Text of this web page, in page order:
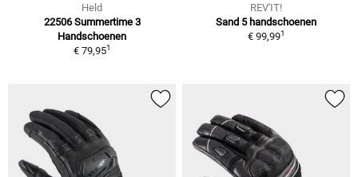
Held
22506 Summertime 3
Handschoenen
€ 79,951
REV'IT!
Sand 5 handschoenen
€ 99,991